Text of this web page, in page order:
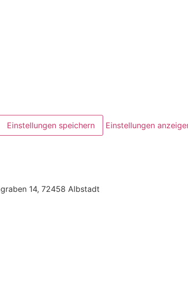
Einstellungen speichern Einstellungen
14, 72458 Albstadt